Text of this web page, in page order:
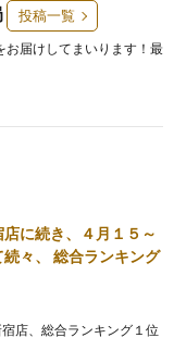
投稿一覧
お届けしてまいります！最
に続き、４月１５～
々、 総合ランキング
店、総合ランキング１位